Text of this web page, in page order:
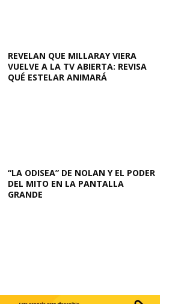
REVELAN QUE MILLARAY VIERA
VUELVE A LA TV ABIERTA: REVISA
QUÉ ESTELAR ANIMARÁ
“LA ODISEA” DE NOLAN Y EL PODER
DEL MITO EN LA PANTALLA
GRANDE